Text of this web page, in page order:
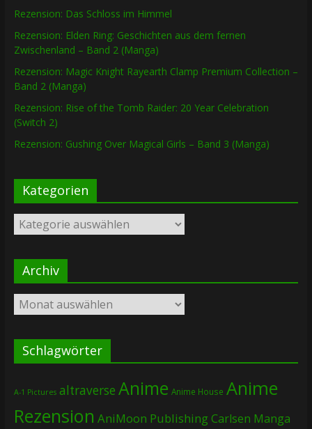
Rezension: Das Schloss im Himmel
Rezension: Elden Ring: Geschichten aus dem fernen
Zwischenland – Band 2 (Manga)
Rezension: Magic Knight Rayearth Clamp Premium Collection –
Band 2 (Manga)
Rezension: Rise of the Tomb Raider: 20 Year Celebration
(Switch 2)
Rezension: Gushing Over Magical Girls – Band 3 (Manga)
Kategorien
Kategorien
Archiv
Archiv
Schlagwörter
A-1 Pictures altraverse Anime Anime House Anime
Rezension AniMoon PublishingCarlsen Manga